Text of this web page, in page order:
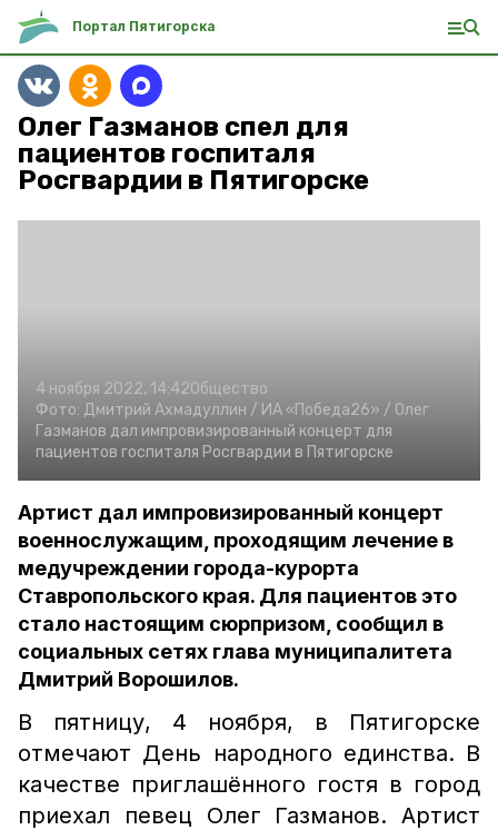
Портал Пятигорска
Олег Газманов спел для
пациентов госпиталя
Росгвардии в Пятигорске
4 ноября 2022, 14:42Общество
Фото: Дмитрий Ахмадуллин / ИА «Победа26» / Олег
Газманов дал импровизированный концерт для
пациентов госпиталя Росгвардии в Пятигорске
Артист дал импровизированный концерт
военнослужащим, проходящим лечение в
медучреждении города-курорта
Ставропольского края. Для пациентов это
стало настоящим сюрпризом, сообщил в
социальных сетях глава муниципалитета
Дмитрий Ворошилов.
В пятницу, 4 ноября, в Пятигорске
отмечают День народного единства. В
качестве приглашённого гостя в город
приехал певец Олег Газманов. Артист